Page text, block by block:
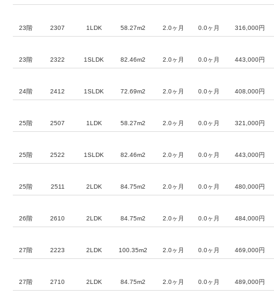
23階 2307 1LDK 58.27m2 2.0ヶ月 0.0ヶ月 316,000円
23階 2322 1SLDK 82.46m2 2.0ヶ月 0.0ヶ月 443,000円
24階 2412 1SLDK 72.69m2 2.0ヶ月 0.0ヶ月 408,000円
25階 2507 1LDK 58.27m2 2.0ヶ月 0.0ヶ月 321,000円
25階 2522 1SLDK 82.46m2 2.0ヶ月 0.0ヶ月 443,000円
25階 2511 2LDK 84.75m2 2.0ヶ月 0.0ヶ月 480,000円
26階 2610 2LDK 84.75m2 2.0ヶ月 0.0ヶ月 484,000円
27階 2223 2LDK 100.35m2 2.0ヶ月 0.0ヶ月 469,000円
27階 2710 2LDK 84.75m2 2.0ヶ月 0.0ヶ月 489,000円